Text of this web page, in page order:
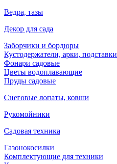
Ведра, тазы
Декор для сада
Заборчики и бордюры
Кустодержатели, арки, подставки
Фонари садовые
Цветы водоплавающие
Пруды садовые
Снеговые лопаты, ковши
Рукомойники
Садовая техника
Газонокосилки
Комплектующие для техники